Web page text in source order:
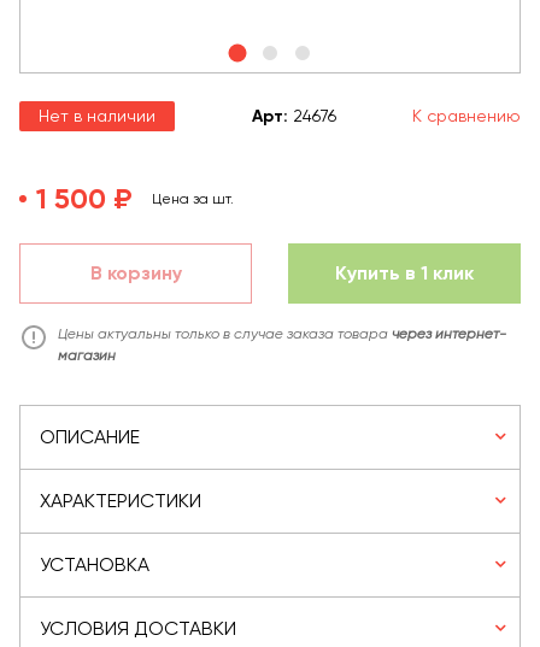
Нет в наличии Арт: 24676 К сравнению
1 500 ₽ Цена за шт.
В корзину Купить в 1 клик
Цены актуальны только в случае заказа товара через интернет-
магазин
ОПИСАНИЕ
ХАРАКТЕРИСТИКИ
УСТАНОВКА
УСЛОВИЯ ДОСТАВКИ